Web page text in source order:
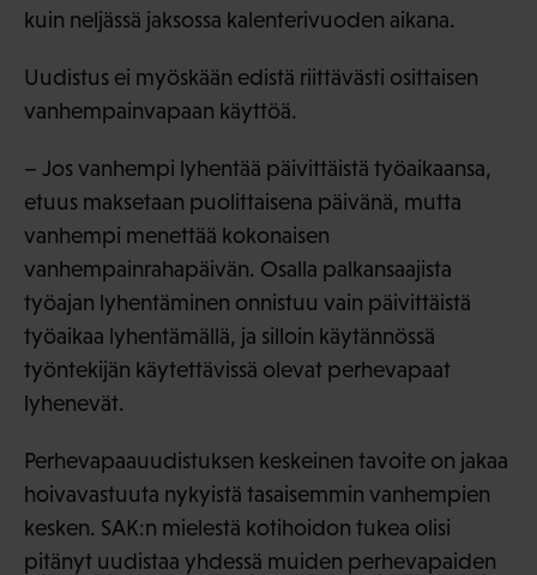
kuin neljässä jaksossa kalenterivuoden aikana.
Uudistus ei myöskään edistä riittävästi osittaisen
vanhempainvapaan käyttöä.
– Jos vanhempi lyhentää päivittäistä työaikaansa,
etuus maksetaan puolittaisena päivänä, mutta
vanhempi menettää kokonaisen
vanhempainrahapäivän. Osalla palkansaajista
työajan lyhentäminen onnistuu vain päivittäistä
työaikaa lyhentämällä, ja silloin käytännössä
työntekijän käytettävissä olevat perhevapaat
lyhenevät.
Perhevapaauudistuksen keskeinen tavoite on jakaa
hoivavastuuta nykyistä tasaisemmin vanhempien
kesken. SAK:n mielestä kotihoidon tukea olisi
pitänyt uudistaa yhdessä muiden perhevapaiden